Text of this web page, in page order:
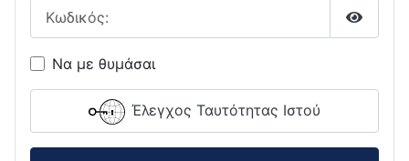
Να με θυμάσαι
Έλεγχος Ταυτότητας Ιστού